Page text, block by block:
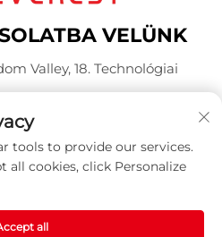
VELÜNK
Valley, 18. Technológiai
tools to provide our services.
all cookies, click Personalize
all